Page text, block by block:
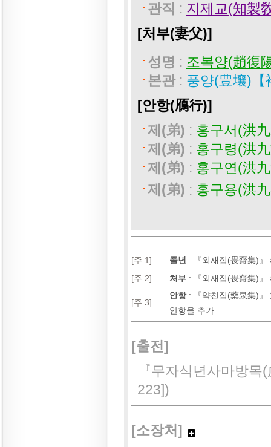
관직 : 지제교(知製
[처부(妻父)]
성명 : 조복양(趙復
본관: 풍양(豊壤)【
[안항(鴈行)]
제(弟) : 홍구서(洪
제(弟) : 홍구령(洪
제(弟) : 홍구연(洪
제(弟) : 홍구용(洪
[주 1] 졸년 :
『외재집(畏齋集)
[주 2]
처부 : 『외재집(畏齋集)
[주 3]
안항:
『약천집(藥泉集)
안항을 추가.
[출전]
『무자식년사마방
223])
[소장처]